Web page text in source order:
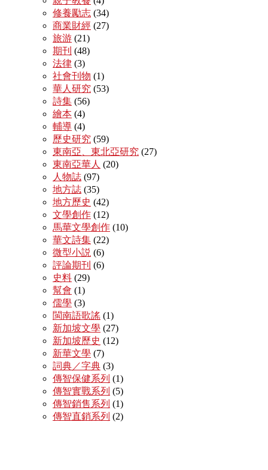
修養勵志 (34)
商業財經 (27)
旅游 (21)
期刊 (48)
法律 (3)
社會刊物 (1)
華人研究 (53)
詩集 (56)
繪本 (4)
輔導 (4)
歷史研究 (59)
東南亞、東北亞研究 (27)
東南亞華人 (20)
人物誌 (97)
地方誌 (35)
地方歷史 (42)
文學創作 (12)
馬華文學創作 (10)
華文詩集 (22)
微型小説 (6)
評論期刊 (6)
史料 (29)
幫會 (1)
儒學 (3)
閩南語歌謠 (1)
新加坡文學 (27)
新加坡歷史 (12)
新華文學 (7)
詞典／字典 (3)
傳智保健系列 (1)
傳智實戰系列 (5)
傳智銷售系列 (1)
傳智直銷系列 (2)